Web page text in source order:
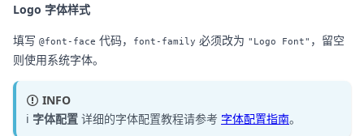
Logo 字体样式
填写 @font-face 代码， font-family 必须改为 "Logo Font" ，留空
则使用系统字体。
INFO
ℹ️ 字体配置 详细的字体配置教程请参考 字体配置指南。